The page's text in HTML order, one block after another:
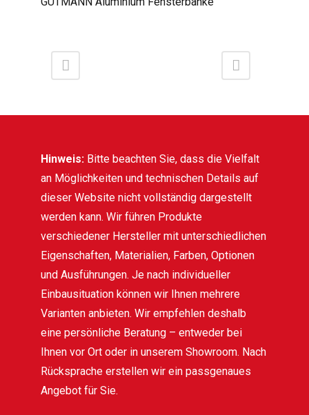
Hinweis: Bitte beachten Sie, dass die Vielfalt
an Möglichkeiten und technischen Details auf
dieser Website nicht vollständig dargestellt
werden kann. Wir führen Produkte
verschiedener Hersteller mit unterschiedlichen
Eigenschaften, Materialien, Farben, Optionen
und Ausführungen. Je nach individueller
Einbausituation können wir Ihnen mehrere
Varianten anbieten. Wir empfehlen deshalb
eine persönliche Beratung – entweder bei
Ihnen vor Ort oder in unserem Showroom. Nach
Rücksprache erstellen wir ein passgenaues
Angebot für Sie.